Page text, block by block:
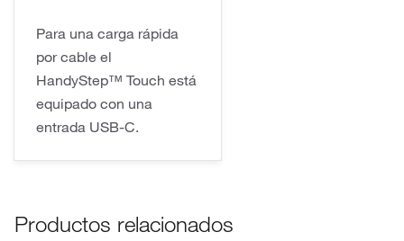
Para una carga rápida
por cable el
HandyStep™ Touch está
equipado con una
entrada USB-C.
Productos relacionados